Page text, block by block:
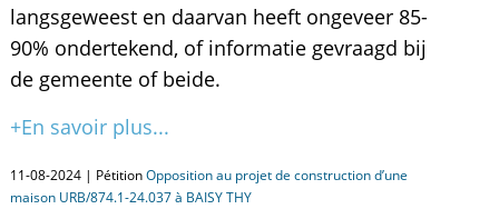
langsgeweest en daarvan heeft ongeveer 85-
90% ondertekend, of informatie gevraagd bij
de gemeente of beide.
+En savoir plus...
11-08-2024 | PétitionOpposition au projet de construction d’une
maison URB/874.1-24.037 à BAISY THY